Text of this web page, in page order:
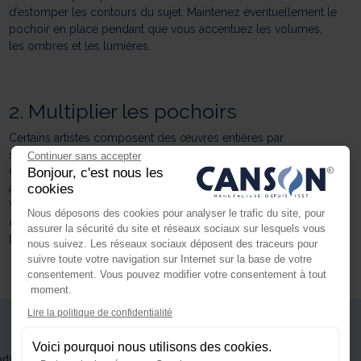
d’estomper les contours du sujet. Maintenez éventuellement le
pochoir en place pendant que vous accentuez les volumes,
les ombres et les lumières.
2. Multiplier les pochoirs
Certains artistes composent des œuvres entières par
succession et superposition de masques.
Cette technique, plus délicate à réaliser, est particulièrement
adaptée aux natures mortes.
Vos œuvres seront d’une grande netteté, les formes pures,
dont vous accentuez les volumes à volonté.
Le résultat, inhabituel avec ce médium, est saisissant.
Continuer sans accepter
Bonjour, c'est nous les
cookies
Nous déposons des cookies pour analyser le trafic du site, pour
assurer la sécurité du site et réseaux sociaux sur lesquels vous
nous suivez. Les réseaux sociaux déposent des traceurs pour
suivre toute votre navigation sur Internet sur la base de votre
consentement. Vous pouvez modifier votre consentement à tout
moment.
Lire la politique de confidentialité
Voici pourquoi nous utilisons des cookies.
Axeptio consent
Notre plateforme vous permet